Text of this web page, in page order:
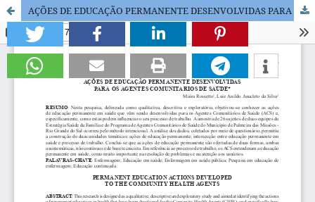
AÇÕES DE EDUCAÇÃO PERMANENTE DESENVOLVIDAS PARA OS AGENTES COMUNITARIOS DE SAÚDE